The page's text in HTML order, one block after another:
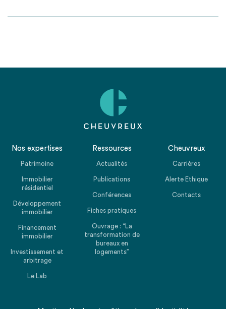
Nos expertises
Patrimoine
Immobilier
résidentiel
Développement
immobilier
Financement
immobilier
Investissement et
arbitrage
Le Lab
Ressources
Actualités
Publications
Conférences
Fiches pratiques
Ouvrage : “La
transformation de
bureaux en
logements”
Cheuvreux
Carrières
Alerte Ethique
Contacts